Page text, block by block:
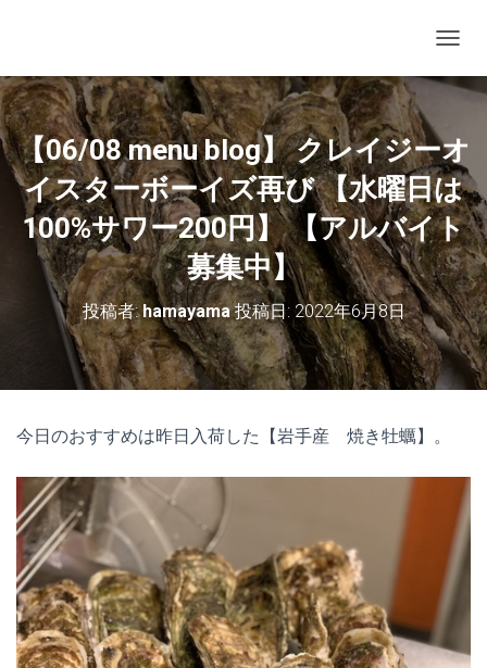
【06/08 menu blog】 クレイジーオ
イスターボーイズ再び 【水曜日は
100%サワー200円】 【アルバイト
募集中】
投稿者:hamayama投稿日: 2022年6月8日
今日のおすすめは昨日入荷した【岩手産 焼き牡蠣】。